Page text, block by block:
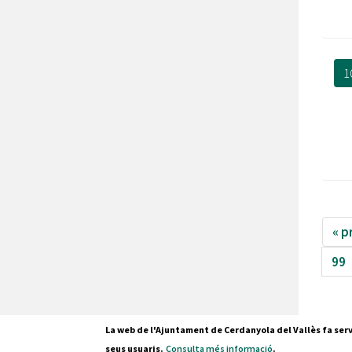
«
99
La web de l'Ajuntament de Cerdanyola del Vallès fa
seus usuaris. Consulta més informació.